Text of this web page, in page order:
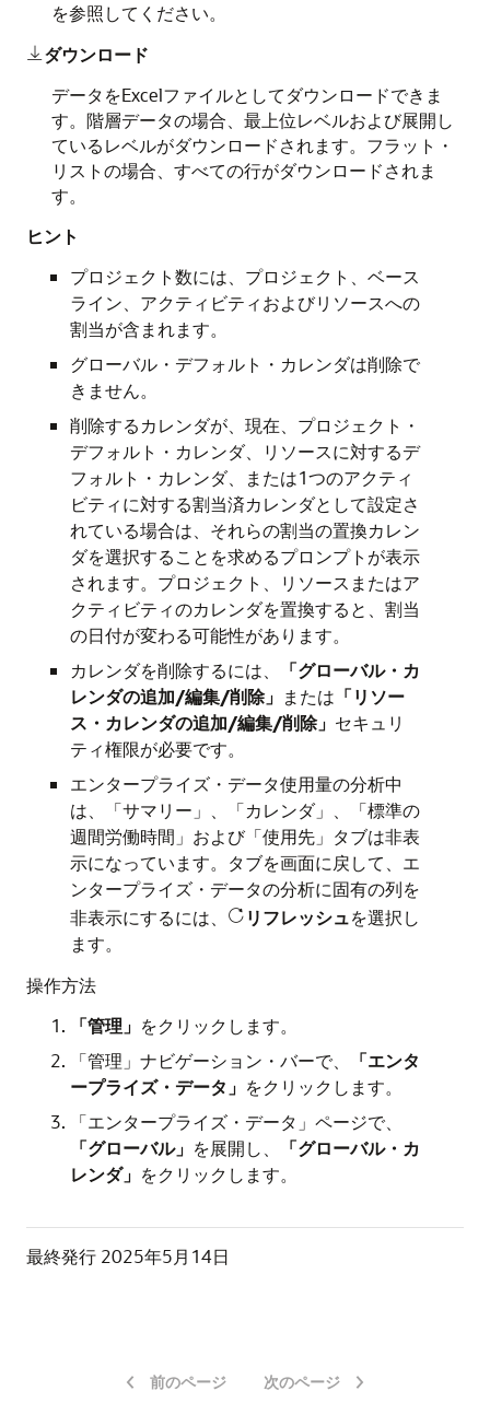
を参照してください。
 ダウンロード
データをExcelファイルとしてダウンロードできま
す。階層データの場合、最上位レベルおよび展開し
ているレベルがダウンロードされます。フラット・
リストの場合、すべての行がダウンロードされま
す。
ヒント
プロジェクト数には、プロジェクト、ベース
ライン、アクティビティおよびリソースへの
割当が含まれます。
グローバル・デフォルト・カレンダは削除で
きません。
削除するカレンダが、現在、プロジェクト・
デフォルト・カレンダ、リソースに対するデ
フォルト・カレンダ、または1つのアクティ
ビティに対する割当済カレンダとして設定さ
れている場合は、それらの割当の置換カレン
ダを選択することを求めるプロンプトが表示
されます。プロジェクト、リソースまたはア
クティビティのカレンダを置換すると、割当
の日付が変わる可能性があります。
カレンダを削除するには、
「グローバル・カ
レンダの追加/編集/削除」 または 「リソー
ス・カレンダの追加/編集/削除」 セキュリ
ティ権限が必要です。
エンタープライズ・データ使用量の分析中
は、「サマリー」、「カレンダ」、「標準の
週間労働時間」および「使用先」タブは非表
示になっています。タブを画面に戻して、エ
ンタープライズ・データの分析に固有の列を
非表示にするには、
 リフレッシュを選択し
ます。
操作方法
「管理」 をクリックします。
「管理」ナビゲーション・バーで、
「エンタ
ープライズ・データ」 をクリックします。
「エンタープライズ・データ」ページで、
「グローバル」 を展開し、
「グローバル・カ
レンダ」 をクリックします。
最終発行 2025年5月14日
前のページ 次のページ